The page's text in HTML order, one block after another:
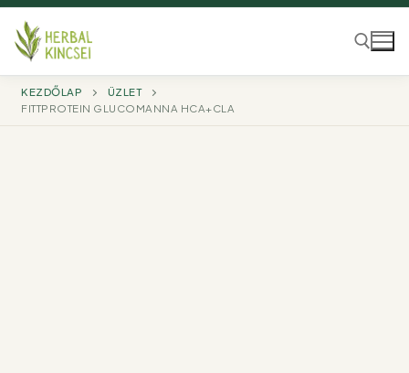
Ugrás
tartalomra
Keresése:
KEZDŐLAP
ÜZLET
FITTPROTEIN GLUCOMANNA HCA+CLA